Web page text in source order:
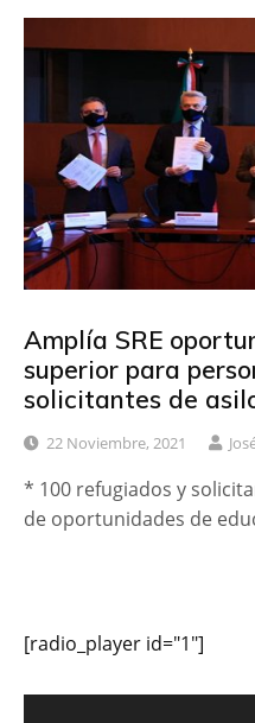
Amplía SRE
superior para
solicitantes de
22 Noviembre, 2021
* 100 refugiados y
de oportunidades de
[radio_player id="1"]